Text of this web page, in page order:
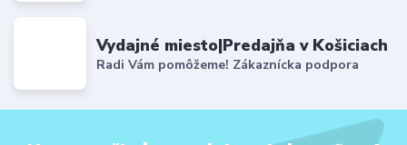
Vydajné miesto|Predajňa v Košiciach
Radi Vám pomôžeme! Zákaznícka podpora